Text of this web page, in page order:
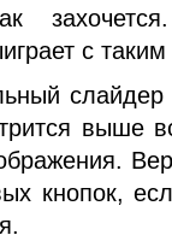
с
выше
кнопок,